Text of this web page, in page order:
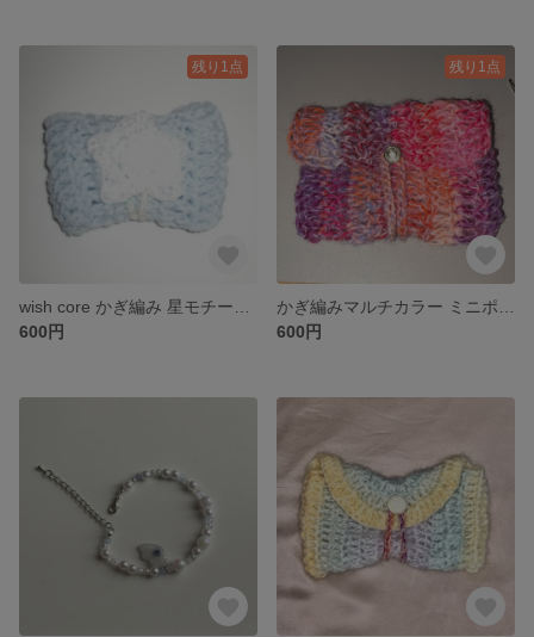
残り1点
600円
残り1点
600円